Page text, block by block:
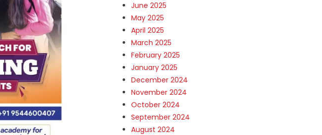
June 2025
May 2025
April 2025
March 2025
February 2025
January 2025
December 2024
November 2024
October 2024
September 2024
August 2024